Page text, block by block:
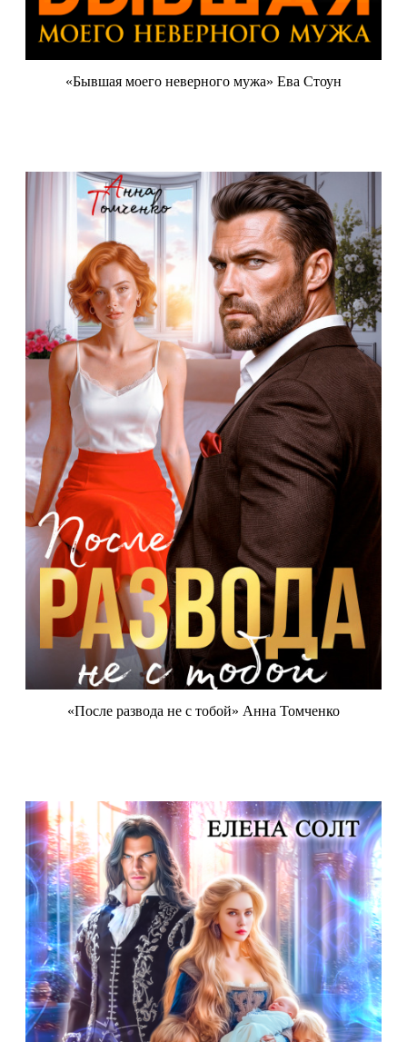
«Бывшая моего неверного мужа» Ева Стоун
«После развода не с тобой» Анна Томченко